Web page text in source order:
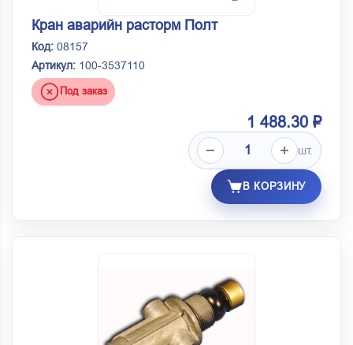
Кран аварийн расторм Полт
Код: 08157
Артикул: 100-3537110
Под заказ
1 488.30 ₽
шт.
В КОРЗИНУ